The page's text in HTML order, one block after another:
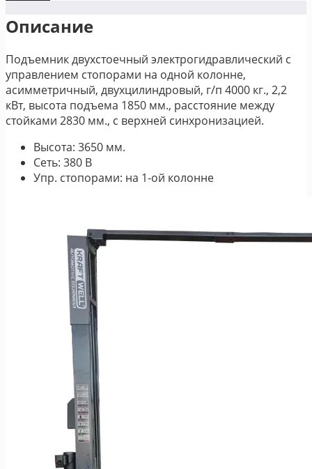
Описание
Подъемник двухстоечный электрогидравлический с
управлением стопорами на одной колонне,
асимметричный, двухцилиндровый, г/п 4000 кг., 2,2
кВт, высота подъема 1850 мм., расстояние между
стойками 2830 мм., с верхней синхронизацией.
Высота: 3650 мм.
Сеть: 380 В
Упр. стопорами: на 1-ой колонне